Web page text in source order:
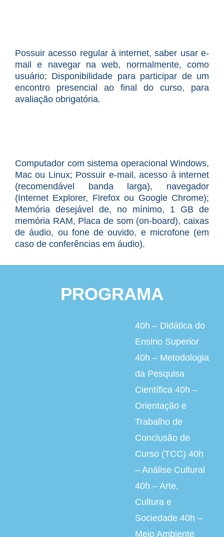
Possuir acesso regular à internet, saber usar e-
mail e navegar na web, normalmente, como
usuário; Disponibilidade para participar de um
encontro presencial ao final do curso, para
avaliação obrigatória.
Computador com sistema operacional Windows,
Mac ou Linux; Possuir e-mail, acesso à internet
(recomendável banda larga), navegador
(Internet Explorer, Firefox ou Google Chrome);
Memória desejável de, no mínimo, 1 GB de
memória RAM, Placa de som (on-board), caixas
de áudio, ou fone de ouvido, e microfone (em
caso de conferências em áudio).
PROGRAMA
40h – Didática do
Ensino Superior
40h – Metodologia
da Pesquisa
Científica 40h –
Orientação e
Trabalho de
Conclusão de
Curso (TCC) 40h
– Análise Cultural
40h – Arte,
Cultura e
Sociedade 40h –
Meio Ambiente